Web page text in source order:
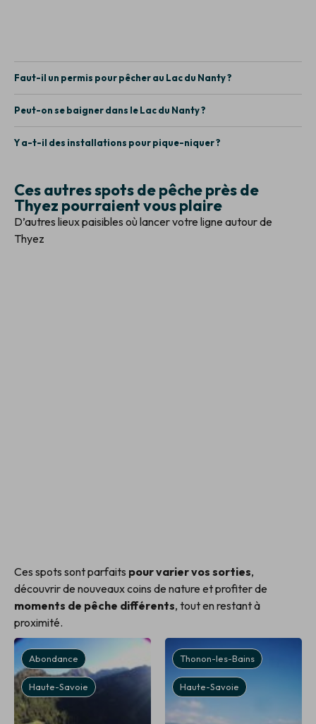
Faut-il un permis pour pêcher au Lac du Nanty ?
Peut-on se baigner dans le Lac du Nanty ?
Y a-t-il des installations pour pique-niquer ?
Ces autres spots de pêche près de
Thyez pourraient vous plaire
D’autres lieux paisibles où lancer votre ligne autour de
Thyez
Ces spots sont parfaits pour varier vos sorties,
découvrir de nouveaux coins de nature et profiter de
moments de pêche différents, tout en restant à
proximité.
Abondance
Haute-Savoie
Thonon-les-Bains
Haute-Savoie